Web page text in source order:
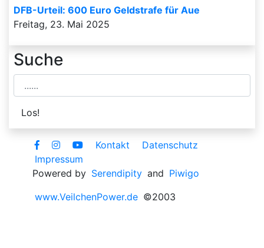
DFB-Urteil: 600 Euro Geldstrafe für Aue
Freitag, 23. Mai 2025
Suche
Kontakt
Datenschutz
Impressum
Powered by Serendipity and Piwigo
www.VeilchenPower.de ©2003